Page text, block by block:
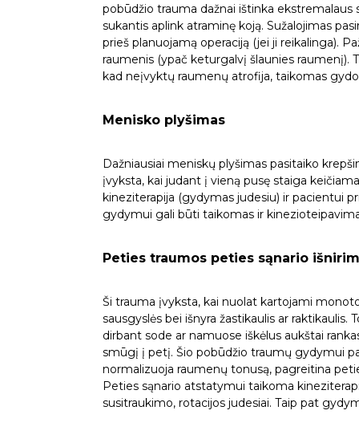
pobūdžio trauma dažnai ištinka
sukantis aplink atraminę koją. Sužalojimas
prieš planuojamą operaciją (jei ji reikalinga).
raumenis (ypač keturgalvį šlaunies raumenį).
kad neįvyktų raumenų atrofija, taikomas
Menisko plyšimas
Dažniausiai meniskų plyšimas pasitaiko
įvyksta, kai judant į vieną pusę staiga
kineziterapija (gydymas judesiu) ir pacientui
gydymui gali būti taikomas ir
Peties traumos peties sąnario
Ši trauma įvyksta, kai nuolat kartojami
sausgyslės bei išnyra žastikaulis ar
dirbant sode ar namuose iškėlus aukštai
smūgį į petį. Šio pobūdžio traumų gydymui
normalizuoja raumenų tonusą, pagreitina
Peties sąnario atstatymui taikoma
susitraukimo, rotacijos judesiai. Taip pat